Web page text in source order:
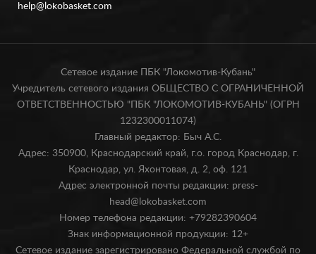
help@lokobasket.com
Сетевое издание ПБК "Локомотив-Кубань"
Учредитель сетевого издания ОБЩЕСТВО С ОГРАНИЧЕННОЙ
ОТВЕТСТВЕННОСТЬЮ "ПБК "ЛОКОМОТИВ-КУБАНЬ" (ОГРН
1232300011074)
Главный редактор: Быч А.С.
Адрес: 350900, Краснодарский край, г.о. город Краснодар, г.
Краснодар, ул. Яхонтовая, д. 2, оф. 121
Адрес электронной почты редакции: press-
head@lokobasket.com
Номер телефона редакции: +79282390604
Знак информационной продукции: 12+
Сетевое издание зарегистрировано Федеральной службой по